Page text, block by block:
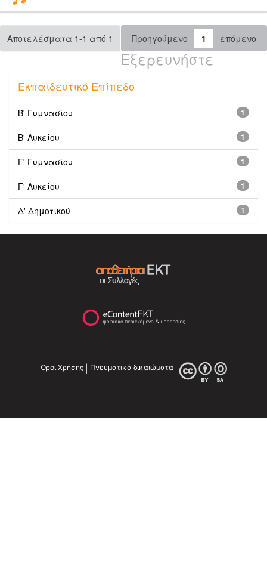
Αποτελέσματα 1-1 από 1 Προηγούμενο 1 επόμενο
Εξερευνήστε
Εκπαιδευτικό Επίπεδο
1
Β' Γυμνασίου
1
Β' Λυκείου
1
Γ' Γυμνασίου
1
Γ' Λυκείου
1
Δ' Δημοτικού